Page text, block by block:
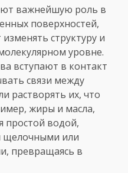
важнейшую роль в
поверхностей,
структуру и
уровне.
вступают в контакт
связи между
растворять их, что
жиры и масла,
простой водой,
щелочными или
превращаясь в